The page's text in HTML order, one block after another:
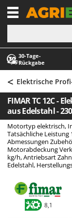
30‑Tage-
Rückgabe
-1
A
Abfüllgeräte
Akku
Akku Gras-
Akku-
Alu-
Aschesauger
A
ABAC
AgriEuro
AgriEuro
AGT
Aima
Airmec
AL-KO
ALA 2000
Alce
Alpina
Ama
< Elektrische
FIMAR TC 12C -
aus Edelstahl -
Motortyp elektrisch,
Tatsächliche Leistung
Abmessungen
Motorabdeckung
kg/h, Antriebsart
Edelstahl,
8,1